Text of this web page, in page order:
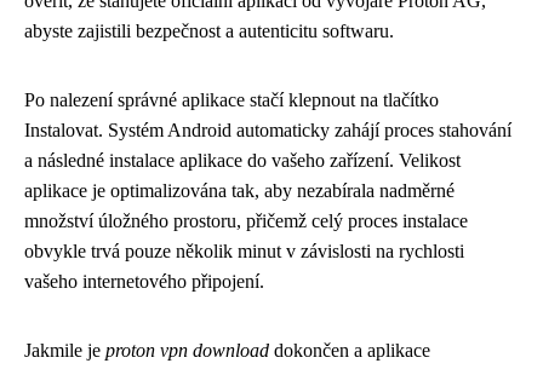
abyste zajistili bezpečnost a autenticitu softwaru.
Po nalezení správné aplikace stačí klepnout na tlačítko
Instalovat. Systém Android automaticky zahájí proces stahování
a následné instalace aplikace do vašeho zařízení. Velikost
aplikace je optimalizována tak, aby nezabírala nadměrné
množství úložného prostoru, přičemž celý proces instalace
obvykle trvá pouze několik minut v závislosti na rychlosti
vašeho internetového připojení.
Jakmile je proton vpn download dokončen a aplikace